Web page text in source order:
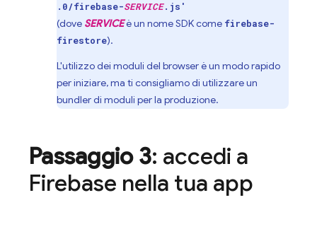
.0/firebase-SERVICE.js'
(dove SERVICEè un nome SDK come firebase-
firestore).
L'utilizzo dei moduli del browser è un modo rapido
per iniziare, ma ti consigliamo di utilizzare un
bundler di moduli per la produzione.
Passaggio 3: accedi a
Firebase nella tua app